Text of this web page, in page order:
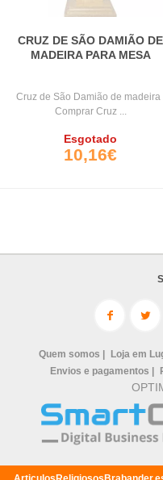
CRUZ DE SÃO DAMIÃO DE
MADEIRA PARA MESA
Cruz de São Damião de madeira |
Comprar Cruz ...
Esgotado
10,16€
Quem somos | Loja em
Envios e pagamentos |